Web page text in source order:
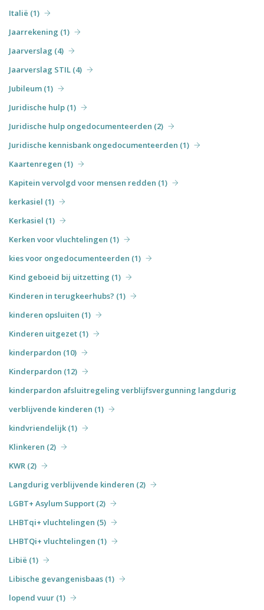
Italië (1)
Jaarrekening (1)
Jaarverslag (4)
Jaarverslag STIL (4)
Jubileum (1)
Juridische hulp (1)
Juridische hulp ongedocumenteerden (2)
Juridische kennisbank ongedocumenteerden (1)
Kaartenregen (1)
Kapitein vervolgd voor mensen redden (1)
kerkasiel (1)
Kerkasiel (1)
Kerken voor vluchtelingen (1)
kies voor ongedocumenteerden (1)
Kind geboeid bij uitzetting (1)
Kinderen in terugkeerhubs? (1)
kinderen opsluiten (1)
Kinderen uitgezet (1)
kinderpardon (10)
Kinderpardon (12)
kinderpardon afsluitregeling verblijfsvergunning langdurig
verblijvende kinderen (1)
kindvriendelijk (1)
Klinkeren (2)
KWR (2)
Langdurig verblijvende kinderen (2)
LGBT+ Asylum Support (2)
LHBTqi+ vluchtelingen (5)
LHBTQi+ vluchtelingen (1)
Libië (1)
Libische gevangenisbaas (1)
lopend vuur (1)